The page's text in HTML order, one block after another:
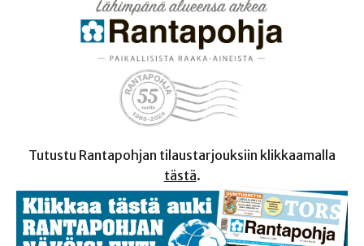
Tutustu Rantapohjan tilaustarjouksiin klikkaamalla
tästä.